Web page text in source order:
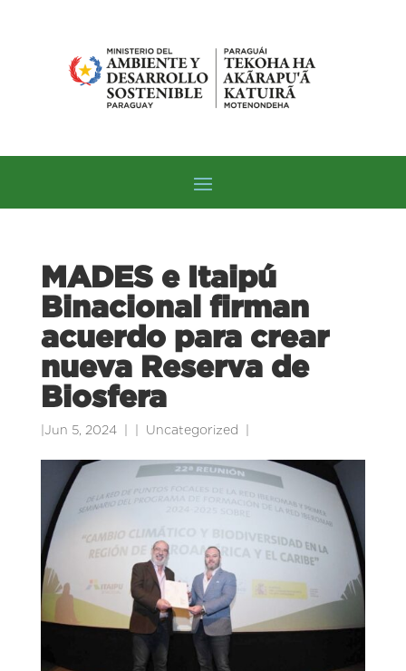
MADES e Itaipú
Binacional firman
acuerdo para crear
nueva Reserva de
Biosfera
Jun 5, 2024 Uncategorized